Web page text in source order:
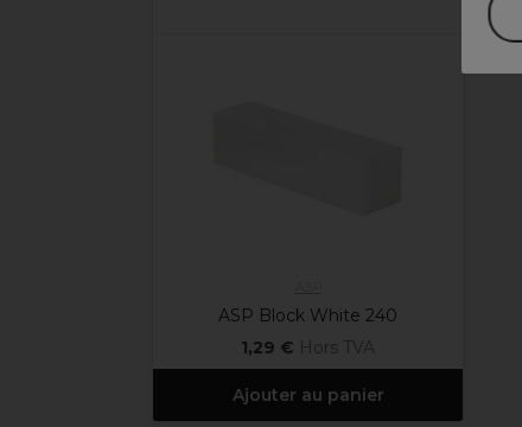
ASP Block White 240
1,29 € Hors TVA
Ajouter au panier